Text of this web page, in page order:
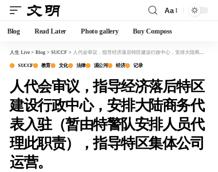
Aa
Blog Read Later Photo gallery Buy Composs
人生 Live > Blog > SUCCF > 人代会审议，指导经济落后特区建设行政中心，安排大陆商务代表入驻（暂由特警队安排人员代理此职责），指导特区集体公司运营。
SUCCF 教育 文化 法律 湄公河 经济 记录
人代会审议，指导经济落后特区
建设行政中心，安排大陆商务代
表入驻（暂由特警队安排人员代
理此职责），指导特区集体公司
运营。